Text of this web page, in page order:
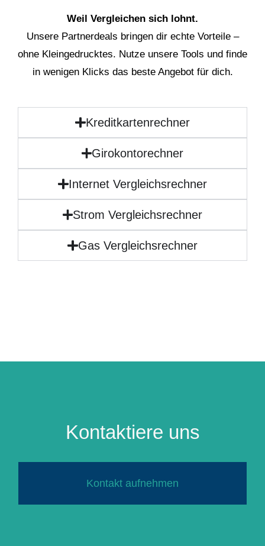
Weil Vergleichen sich lohnt.
Unsere Partnerdeals bringen dir echte Vorteile –
ohne Kleingedrucktes. Nutze unsere Tools und finde
in wenigen Klicks das beste Angebot für dich.
Kreditkartenrechner
Girokontorechner
Internet Vergleichsrechner
Strom Vergleichsrechner
Gas Vergleichsrechner
Kontaktiere uns
Kontakt aufnehmen